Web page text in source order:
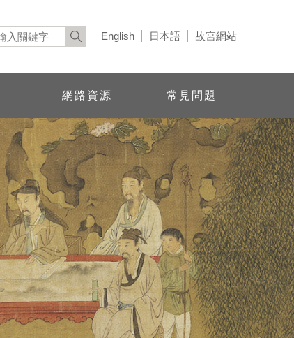
English 日本語 故宮網站
網路資源 常見問題